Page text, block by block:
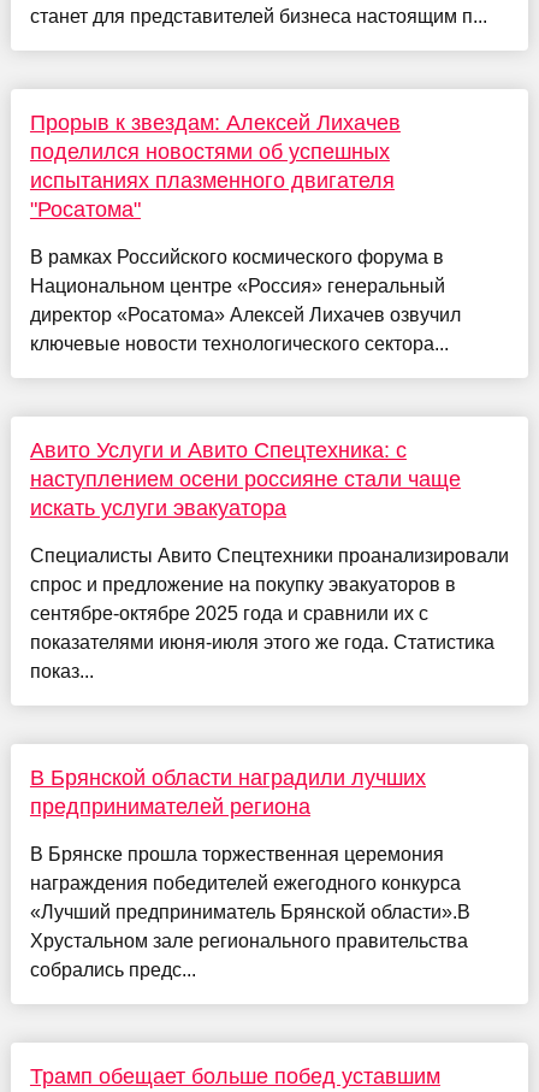
станет для представителей бизнеса настоящим п...
Прорыв к звездам: Алексей Лихачев
поделился новостями об успешных
испытаниях плазменного двигателя
"Росатома"
В рамках Российского космического форума в
Национальном центре «Россия» генеральный
директор «Росатома» Алексей Лихачев озвучил
ключевые новости технологического сектора...
Авито Услуги и Авито Спецтехника: с
наступлением осени россияне стали чаще
искать услуги эвакуатора
Специалисты Авито Спецтехники проанализировали
спрос и предложение на покупку эвакуаторов в
сентябре-октябре 2025 года и сравнили их с
показателями июня-июля этого же года. Статистика
показ...
В Брянской области наградили лучших
предпринимателей региона
В Брянске прошла торжественная церемония
награждения победителей ежегодного конкурса
«Лучший предприниматель Брянской области».В
Хрустальном зале регионального правительства
собрались предс...
Трамп обещает больше побед уставшим